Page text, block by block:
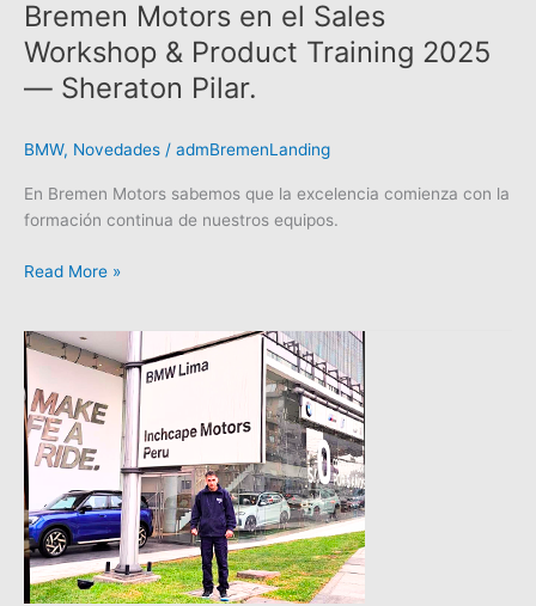
Bremen Motors en el Sales
Workshop & Product Training 2025
— Sheraton Pilar.
BMW, Novedades / admBremenLanding
En Bremen Motors sabemos que la excelencia comienza con la
formación continua de nuestros equipos.
Pilar.
Read More »
Capacitación
Internacional
para
el
futuro
de
la
movilidad